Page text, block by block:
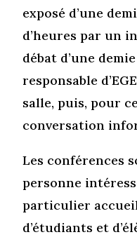
exposé d’une
d’heures par un
débat d’une
responsable
salle, puis, pour
conversation
Les conférences
personne
particulier
d’étudiants et